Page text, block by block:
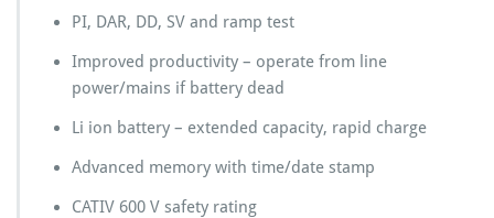
绝
电
阻
断
测
试
仪
PI, DAR, DD, SV and ramp test
Improved productivity – operate from line
power/mains if battery dead
Li ion battery – extended capacity, rapid charge
Advanced memory with time/date stamp
CATIV 600 V safety rating